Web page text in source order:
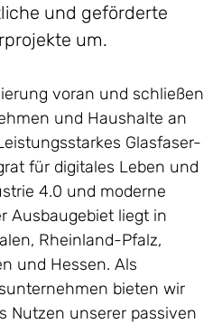
und geförderte
um.
voran und schließen
und Haushalte an
Glasfaser-
für digitales Leben und
4.0 und moderne
Ausbaugebiet liegt in
Rheinland-Pfalz,
und Hessen. Als
bieten wir
Nutzen unserer passiven